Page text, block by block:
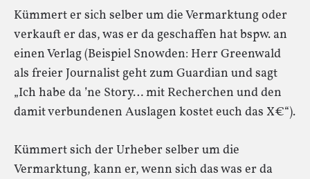
Kümmert er sich selber um die Vermarktung oder
verkauft er das, was er da geschaffen hat bspw. an
einen Verlag (Beispiel Snowden: Herr Greenwald
als freier Journalist geht zum Guardian und sagt
„Ich habe da ’ne Story… mit Recherchen und den
damit verbundenen Auslagen kostet euch das X€“).
Kümmert sich der Urheber selber um die
Vermarktung, kann er, wenn sich das was er da